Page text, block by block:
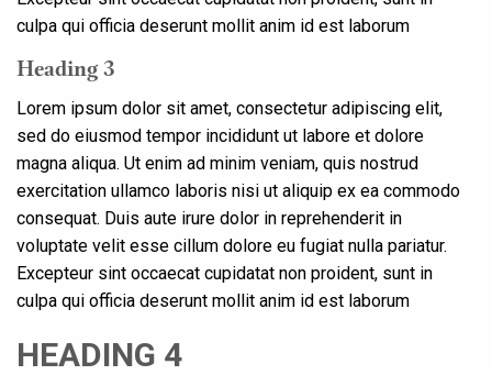
culpa qui officia deserunt mollit anim id est laborum
Heading 3
Lorem ipsum dolor sit amet, consectetur adipiscing elit,
sed do eiusmod tempor incididunt ut labore et dolore
magna aliqua. Ut enim ad minim veniam, quis nostrud
exercitation ullamco laboris nisi ut aliquip ex ea commodo
consequat. Duis aute irure dolor in reprehenderit in
voluptate velit esse cillum dolore eu fugiat nulla pariatur.
Excepteur sint occaecat cupidatat non proident, sunt in
culpa qui officia deserunt mollit anim id est laborum
HEADING 4